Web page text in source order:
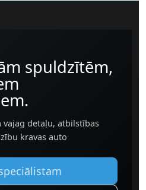
spuldzītēm,
vajag detaļu, atbilstības
kravas auto